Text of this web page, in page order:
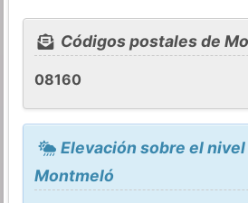
Códigos postales de
08160
Elevación sobre el nivel
Montmeló